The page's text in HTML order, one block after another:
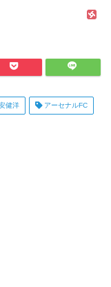
健洋 アーセナルFC